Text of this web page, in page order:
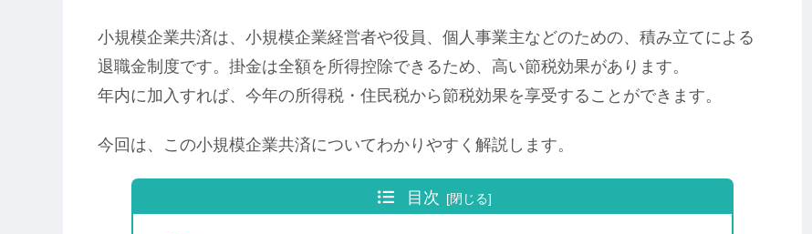
小規模企業共済は、小規模企業経営者や役員、個人事業主などのための、積み立てによる
退職金制度です。掛金は全額を所得控除できるため、高い節税効果があります。
年内に加入すれば、今年の所得税・住民税から節税効果を享受することができます。
今回は、この小規模企業共済についてわかりやすく解説します。
目次